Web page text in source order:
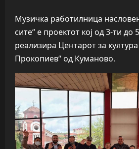
Музичка работилница
сите“ е проектот кој од 3-ти до
реализира Центарот за култура
Прокопиев“ од Куманово.